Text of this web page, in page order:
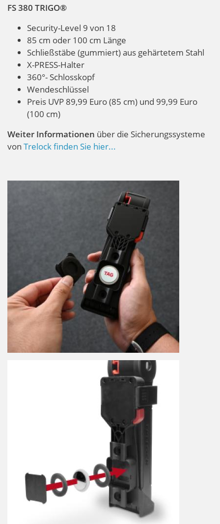
FS 380 TRIGO®
Security-Level 9 von 18
85 cm oder 100 cm Länge
Schließstäbe (gummiert) aus gehärtetem Stahl
X-PRESS-Halter
360°- Schlosskopf
Wendeschlüssel
Preis UVP 89,99 Euro (85 cm) und 99,99 Euro
(100 cm)
Weiter Informationen über die Sicherungssysteme
von Trelock finden Sie hier...